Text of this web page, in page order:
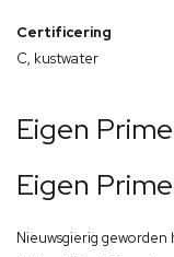
Certificering
C, kustwater
Eigen
Eigen
Nieuwsgierig